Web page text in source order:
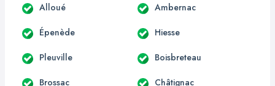
Alloué Ambernac
Épenède Hiesse
Pleuville Boisbreteau
Brossac Châtignac